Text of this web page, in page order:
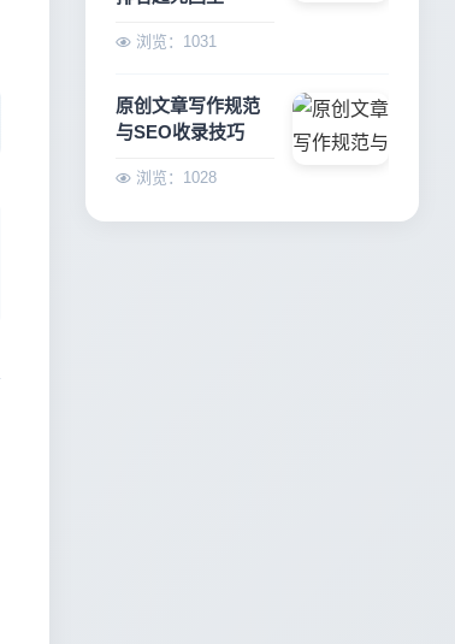
浏览：1031
原创文章写作规范
与SEO收录技巧
浏览：1028